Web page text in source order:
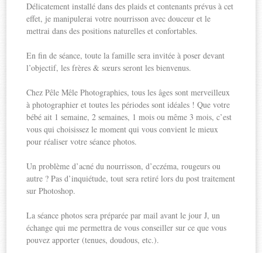
Délicatement installé dans des plaids et contenants prévus à cet
effet, je manipulerai votre nourrisson avec douceur et le
mettrai dans des positions naturelles et confortables.
En fin de séance, toute la famille sera invitée à poser devant
l’objectif, les frères & sœurs seront les bienvenus.
Chez Pêle Mêle Photographies, tous les âges sont merveilleux
à photographier et toutes les périodes sont idéales ! Que votre
bébé ait 1 semaine, 2 semaines, 1 mois ou même 3 mois, c’est
vous qui choisissez le moment qui vous convient le mieux
pour réaliser votre séance photos.
Un problème d’acné du nourrisson, d’eczéma, rougeurs ou
autre ? Pas d’inquiétude, tout sera retiré lors du post traitement
sur Photoshop.
La séance photos sera préparée par mail avant le jour J, un
échange qui me permettra de vous conseiller sur ce que vous
pouvez apporter (tenues, doudous, etc.).